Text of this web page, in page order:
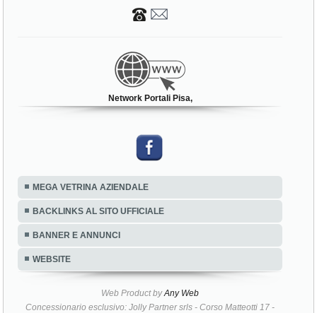
Network Portali Pisa,
MEGA VETRINA AZIENDALE
BACKLINKS AL SITO UFFICIALE
BANNER E ANNUNCI
WEBSITE
Web Product byAny Web
Concessionario esclusivo: Jolly Partner srls - Corso Matteotti 17 -